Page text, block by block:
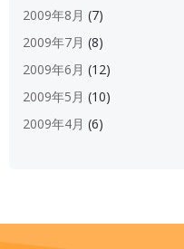
2009年8月 (7)
2009年7月 (8)
2009年6月 (12)
2009年5月 (10)
2009年4月 (6)